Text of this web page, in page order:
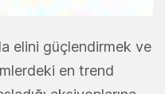
elini güçlendirmek ve
en trend